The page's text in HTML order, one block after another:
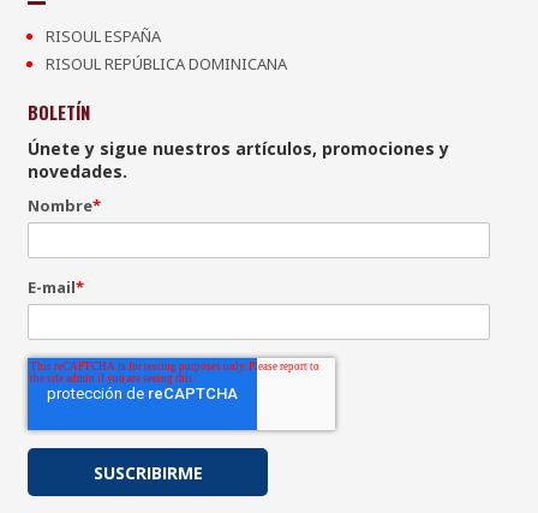
RISOUL ESPAÑA
RISOUL REPÚBLICA DOMINICANA
BOLETÍN
Únete y sigue nuestros artículos, promociones y
novedades.
Nombre*
E-mail*